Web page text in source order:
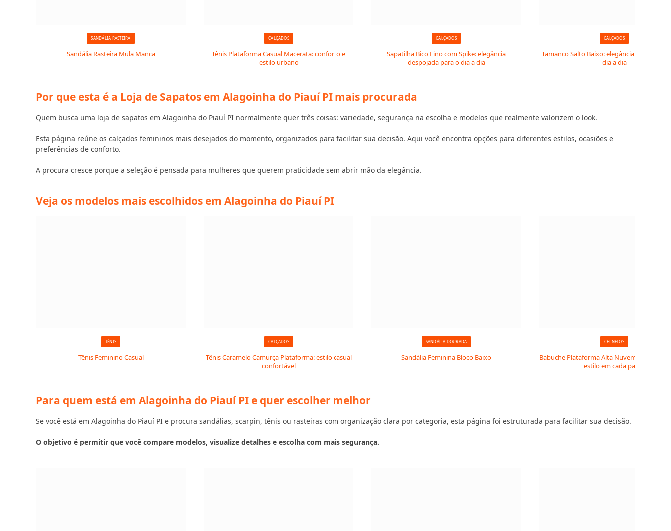
SANDÁLIA RASTEIRA
Sandália Rasteira Mula Manca
CALÇADOS
Tênis Plataforma Casual Macerata: conforto e
estilo urbano
CALÇADOS
Sapatilha Bico Fino com Spike: elegância
despojada para o dia a dia
CALÇADOS
Tamanco Salto Baixo: elegância e conforto
dia a dia
Por que esta é a Loja de Sapatos em Alagoinha do Piauí PI mais procurada
Quem busca uma loja de sapatos em Alagoinha do Piauí PI normalmente quer três coisas: variedade, segurança na escolha e modelos que realmente valorizem o look.
Esta página reúne os calçados femininos mais desejados do momento, organizados para facilitar sua decisão. Aqui você encontra opções para diferentes estilos, ocasiões e
preferências de conforto.
A procura cresce porque a seleção é pensada para mulheres que querem praticidade sem abrir mão da elegância.
Veja os modelos mais escolhidos em Alagoinha do Piauí PI
TÊNIS
Tênis Feminino Casual
CALÇADOS
Tênis Caramelo Camurça Plataforma: estilo casual
confortável
SANDÁLIA DOURADA
Sandália Feminina Bloco Baixo
CHINELOS
Babuche Plataforma Alta Nuvem Macia:
estilo em cada passo
Para quem está em Alagoinha do Piauí PI e quer escolher melhor
Se você está em Alagoinha do Piauí PI e procura sandálias, scarpin, tênis ou rasteiras com organização clara por categoria, esta página foi estruturada para facilitar sua decisão.
O objetivo é permitir que você compare modelos, visualize detalhes e escolha com mais segurança.